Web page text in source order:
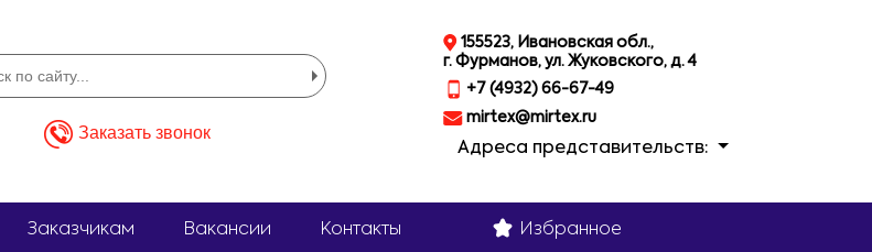
Заказать звонок
155523, Ивановская обл.,
г. Фурманов, ул. Жуковского, д. 4
+7 (4932) 66-67-49
mirtex@mirtex.ru
Адреса представительств:
Заказчикам Вакансии Контакты Избранное